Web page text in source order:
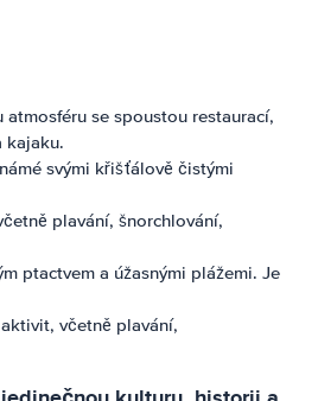
se spoustou restaurací,
kajaku.
svými křišťálově čistými
plavání, šnorchlování,
ptactvem a úžasnými plážemi. Je
včetně plavání,